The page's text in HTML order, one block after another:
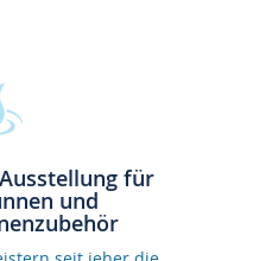
für
und